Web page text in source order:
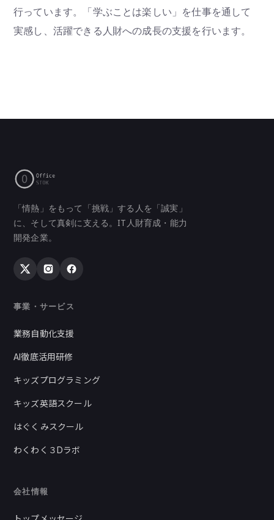
行っています。「学ぶことは楽しい」を仕事を通して
実感し、活躍できる人財への成長の支援を行います。
「情熱」をもって「挑戦」する人を「誠実」
に、そして真剣に支える。IT人財育成・能力
開発企業。
事業・サービス
業務自動化支援
AI徹底活用研修
キッズプログラミング
キッズ英語スクール
はぐくみスクール
わくわく３Dラボ
会社情報